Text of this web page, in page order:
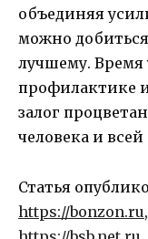
объединяя
можно
лучшему. Время
профилактике
залог
человека и
Статья
https://bonzon.ru,